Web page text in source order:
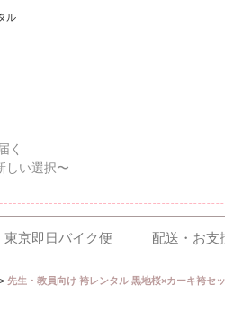
ル
く
しい選択〜
東京即日バイク便 配送・お支
> 先生・教員向け 袴レンタル 黒地桜×カーキ袴セ